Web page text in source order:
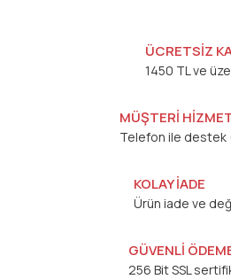
ÜCRETSİZ
1450 TL ve
MÜŞTERİ
Telefon ile destek
KOLAY İADE
Ürün iade ve
GÜVENLİ
256 Bit SSL